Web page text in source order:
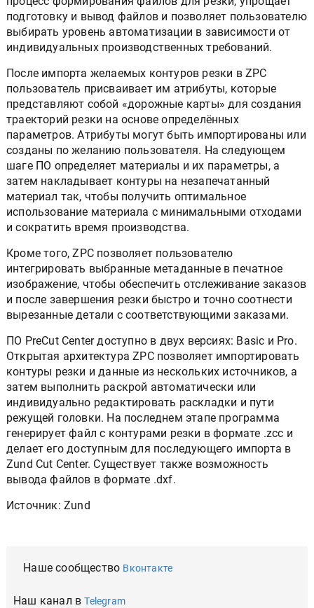
подготовку и вывод файлов и позволяет пользователю
выбирать уровень автоматизации в зависимости от
индивидуальных производственных требований.
После импорта желаемых контуров резки в ZPC
пользователь присваивает им атрибуты, которые
представляют собой «дорожные карты» для создания
траекторий резки на основе определённых
параметров. Атрибуты могут быть импортированы или
созданы по желанию пользователя. На следующем
шаге ПО определяет материалы и их параметры, а
затем накладывает контуры на незапечатанный
материал так, чтобы получить оптимальное
использование материала с минимальными отходами
и сократить время производства.
Кроме того, ZPC позволяет пользователю
интегрировать выбранные метаданные в печатное
изображение, чтобы обеспечить отслеживание заказов
и после завершения резки быстро и точно соотнести
вырезанные детали с соответствующими заказами.
ПО PreCut Center доступно в двух версиях: Basic и Pro.
Открытая архитектура ZPC позволяет импортировать
контуры резки и данные из нескольких источников, а
затем выполнить раскрой автоматически или
индивидуально редактировать раскладки и пути
режущей головки. На последнем этапе программа
генерирует файл с контурами резки в формате .zcc и
делает его доступным для последующего импорта в
Zund Cut Center. Существует также возможность
вывода файлов в формате .dxf.
Источник: Zund
Наше сообщество Вконтакте
Наш канал вTelegram